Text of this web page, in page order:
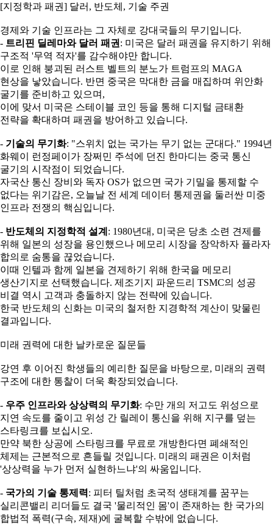
[지정학과 패권] 달러, 반도체, 기술 주권
경제와 기술 인프라는 그 자체로 강대국들의 무기입니다.
- 트리핀 딜레마와 달러 패권 : 미국은 달러 패권을 유지하기 위해
구조적 '무역 적자'를 감수해야만 합니다.
이로 인해 붕괴된 러스트 벨트의 분노가 트럼프의 MAGA
현상을 낳았습니다. 반면 중국은 막대한 금을 매집하며 위안화
굴기를 준비하고 있으며,
이에 맞서 미국은 스테이블 코인 등을 통해 디지털 금태환
전략을 확대하며 패권을 방어하고 있습니다.
- 기술의 무기화: "스위치 없는 국가는 무기 없는 군대다." 1994년
화웨이 런정페이가 장쩌민 주석에 던진 한마디는 중국 통신
굴기의 시작점이 되었습니다.
자국산 통신 장비와 독자 OS가 없으면 국가 기밀을 통제할 수
없다는 위기감은, 오늘날 전 세계 데이터 통제권을 둘러싼 미중
인프라 전쟁의 핵심입니다.
- 반도체의 지정학적 설계 : 1980년대, 미국은 당초 소련 견제를
위해 일본의 성장을 용인했으나 메모리 시장을 장악하자 플라자
합의로 숨통을 끊었습니다.
이때 인텔과 함께 일본을 견제하기 위해 한국을 메모리
생산기지로 선택했습니다. 제조기지 파운드리 TSMC의 성공
비결 역시 고객과 충돌하지 않는 전략에 있습니다.
한국 반도체의 신화는 미국의 철저한 지경학적 계산이 맞물린
결과입니다.
미래 권력에 대한 날카로운 질문들
강연 후 이어진 학생들의 예리한 질문을 바탕으로, 미래의 권력
구조에 대한 통찰이 더욱 확장되었습니다.
- 우주 인프라와 상상력의 무기화: 수만 개의 저고도 위성으로
지연 속도를 줄이고 위성 간 릴레이 통신을 위해 지구를 덮는
스타링크를 보십시오.
만약 북한 상공에 스타링크를 무료로 개방한다면 폐쇄적인
체제는 근본적으로 흔들릴 것입니다. 미래의 패권은 이처럼
'상상력을 누가 먼저 실현하느냐'의 싸움입니다.
- 국가의 기술 통제력: 피터 틸처럼 초국적 생태계를 꿈꾸는
실리콘밸리 리더들도 결국 '물리적인 몸'이 존재하는 한 국가의
합법적 폭력(구속, 제재)에 굴복할 수밖에 없습니다.